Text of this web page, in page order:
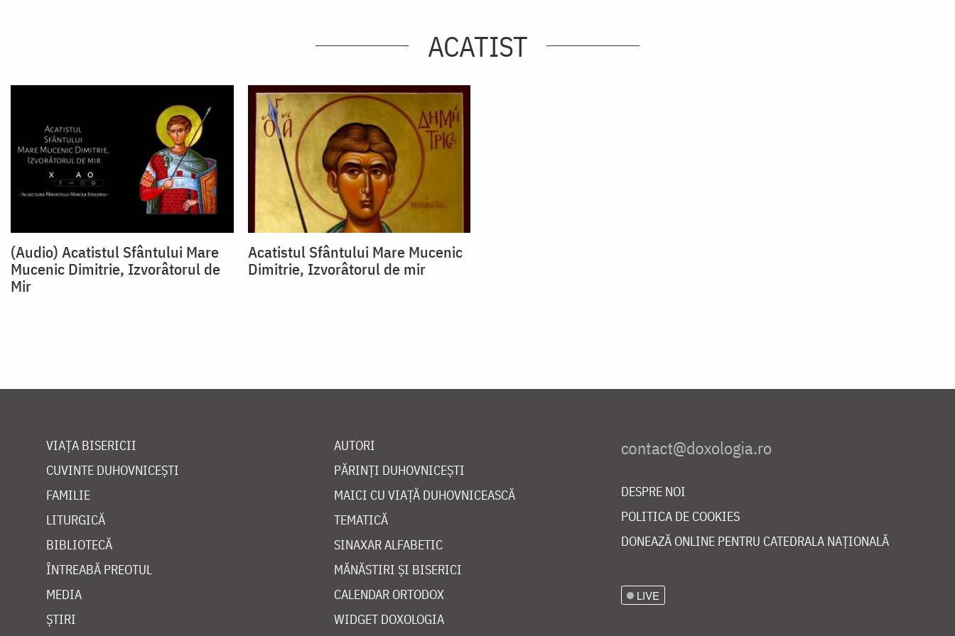
ACATIST
(Audio) Acatistul Sfântului Mare
Mucenic Dimitrie, Izvorâtorul de
Mir
Acatistul Sfântului Mare Mucenic
Dimitrie, Izvorâtorul de mir
VIAȚA BISERICII
CUVINTE DUHOVNICEȘTI
FAMILIE
LITURGICĂ
BIBLIOTECĂ
ÎNTREABĂ PREOTUL
MEDIA
ȘTIRI
AUTORI
PĂRINȚI DUHOVNICEȘTI
MAICI CU VIAȚĂ DUHOVNICEASCĂ
TEMATICĂ
SINAXAR ALFABETIC
MĂNĂSTIRI ȘI BISERICI
CALENDAR ORTODOX
WIDGET DOXOLOGIA
DESPRE NOI
POLITICA DE COOKIES
DONEAZĂ ONLINE PENTRU CATEDRALA NAȚIONALĂ
LIVE